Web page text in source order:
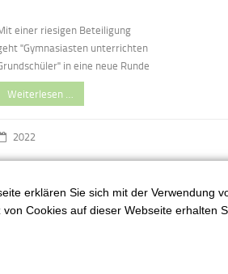
einer riesigen Beteiligung
"Gymnasiasten unterrichten
in eine neue Runde
Weiterlesen …
2022
erklären Sie sich mit der Verwendung
Cookies auf dieser Webseite erhalten